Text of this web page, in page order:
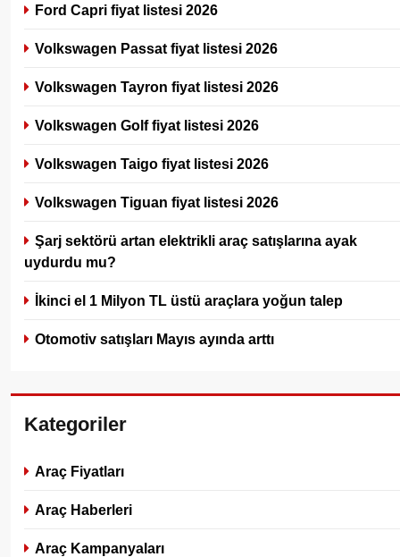
Ford Capri fiyat listesi 2026
Volkswagen Passat fiyat listesi 2026
Volkswagen Tayron fiyat listesi 2026
Volkswagen Golf fiyat listesi 2026
Volkswagen Taigo fiyat listesi 2026
Volkswagen Tiguan fiyat listesi 2026
Şarj sektörü artan elektrikli araç satışlarına ayak
uydurdu mu?
İkinci el 1 Milyon TL üstü araçlara yoğun talep
Otomotiv satışları Mayıs ayında arttı
Kategoriler
Araç Fiyatları
Araç Haberleri
Araç Kampanyaları